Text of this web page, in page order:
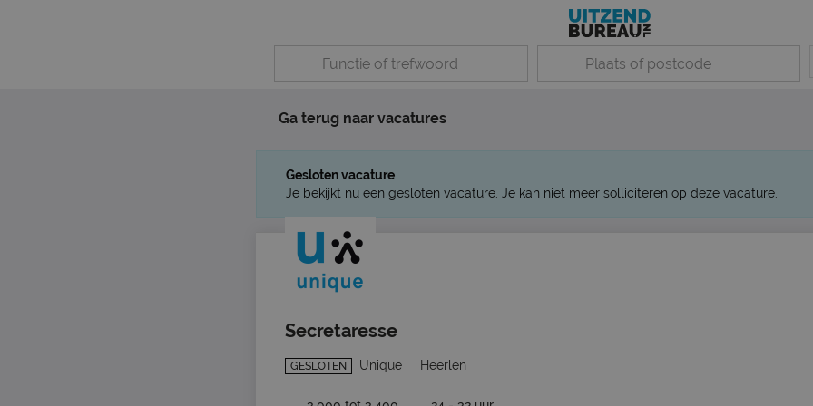
Ga terug naar vacatures
Gesloten vacature
Je bekijkt nu een gesloten vacature. Je kan niet meer solliciteren op deze vacature.
Secretaresse
GESLOTEN Unique Heerlen